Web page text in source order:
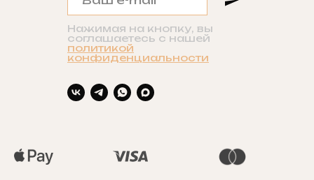
Нажимая на кнопку, вы
соглашаетесь с нашей
политикой
конфиденциальности